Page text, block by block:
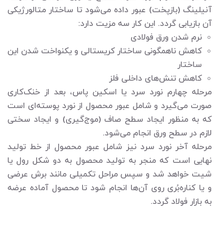
آنیلینگ (بازپخت) عبور داده می‌شود تا ساختار متالورژیکی
آن بازیابی گردد. این کار سه مزیت دارد:
نرم شدن ورق فولادی
کاهش ناهمگونی ساختار کریستالی و یکنواخت شدن این
ساختار
کاهش تنش‌های داخلی فلز
مرحله چهارم نورد سرد یا اسکین پاس، بعد از خنک‌کاری
صورت می‌گیرد و شامل عبور محصول از نورد پوسته‌ای است
که به منظور ایجاد سطح صاف (موج‌گیری) و ایجاد سختی
لازم در سطح ورق انجام می‌شود.
مرحله آخر نورد سرد نیز شامل عبور محصول از خط تولید
نهایی است که منجر به تولید محصول به دو شکل رول یا
شیت خواهد شد و سپس مراحل تکمیلی مانند برش عرضی
و یا کناره‌بُری روی آن‌ها انجام شود تا محصول آماده عرضه
به بازار فولاد گردد.